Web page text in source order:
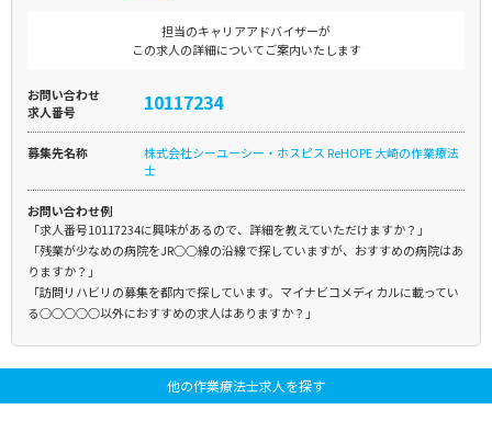
担当のキャリアアドバイザーが
この求人の詳細についてご案内いたします
お問い合わせ
求人番号
10117234
募集先名称
株式会社シーユーシー・ホスピス ReHOPE 大崎の作業療法
士
お問い合わせ例
「求人番号10117234に興味があるので、詳細を教えていただけますか？」
「残業が少なめの病院をJR○○線の沿線で探していますが、おすすめの病院はあ
りますか？」
「訪問リハビリの募集を都内で探しています。マイナビコメディカルに載ってい
る○○○○○以外におすすめの求人はありますか？」
他の作業療法士求人を探す